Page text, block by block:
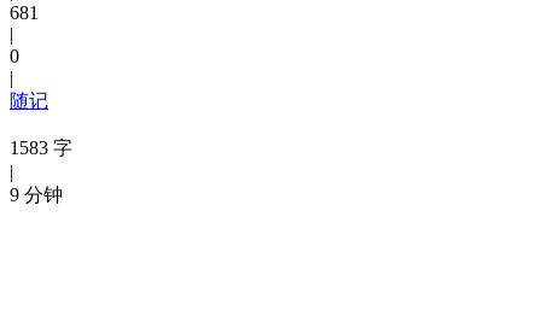
681
|
0
|
随记
1583 字
|
9 分钟